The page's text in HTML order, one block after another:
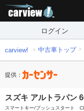
ログイン
carview! 中古車トップ
提供：
スズキ アルトラパン
スマートキー/プッシュスタート